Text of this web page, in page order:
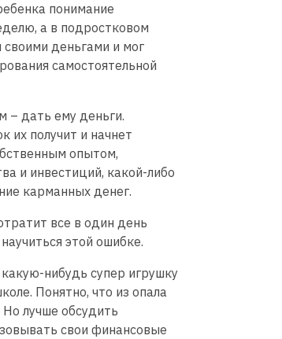
понимание
а в подростковом
деньгами и мог
самостоятельной
– дать ему деньги.
их получит и начнет
опытом,
и инвестиций, какой-либо
карманных денег.
все в один день
этой ошибке.
нибудь супер игрушку
Понятно, что из опала
лучше обсудить
свои финансовые